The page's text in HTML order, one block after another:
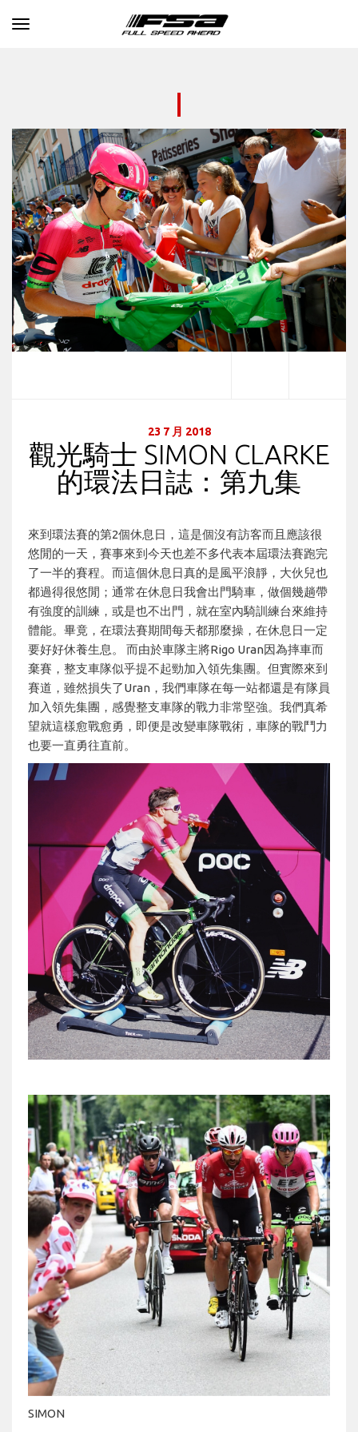
Toggle navigation
23 7 月 2018
觀光騎士 SIMON CLARKE
的環法日誌：第九集
來到環法賽的第2個休息日，這是個沒有訪客而且應該很
悠閒的一天，賽事來到今天也差不多代表本屆環法賽跑完
了一半的賽程。而這個休息日真的是風平浪靜，大伙兒也
都過得很悠閒；通常在休息日我會出門騎車，做個幾趟帶
有強度的訓練，或是也不出門，就在室內騎訓練台來維持
體能。畢竟，在環法賽期間每天都那麼操，在休息日一定
要好好休養生息。 而由於車隊主將Rigo Uran因為摔車而
棄賽，整支車隊似乎提不起勁加入領先集團。但實際來到
賽道，雖然損失了Uran，我們車隊在每一站都還是有隊員
加入領先集團，感覺整支車隊的戰力非常堅強。我們真希
望就這樣愈戰愈勇，即便是改變車隊戰術，車隊的戰鬥力
也要一直勇往直前。
SIMON